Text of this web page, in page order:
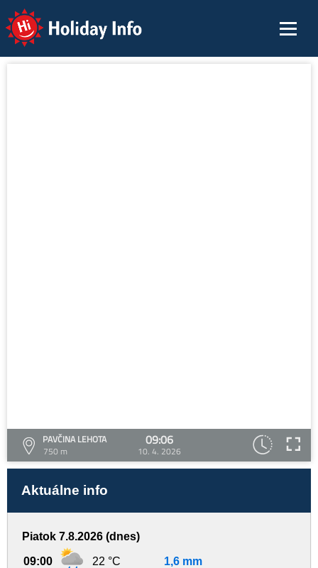
Holiday Info
PAVČINA LEHOTA
750 m
09:06
10. 4. 2026
Aktuálne info
Piatok 7.8.2026 (dnes)
09:00 22 °C 1,6 mm